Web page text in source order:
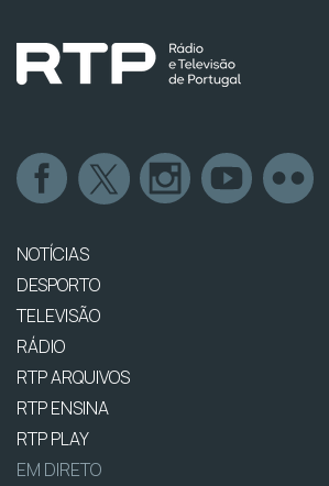
NOTÍCIAS
DESPORTO
TELEVISÃO
RÁDIO
RTP ARQUIVOS
RTP ENSINA
RTP PLAY
EM DIRETO